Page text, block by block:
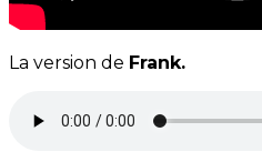
La version de Frank.